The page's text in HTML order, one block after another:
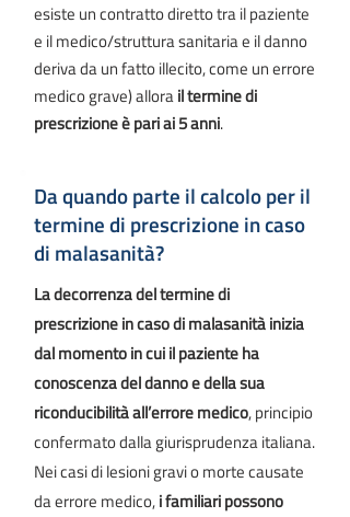
esiste un contratto diretto tra il paziente
e il medico/struttura sanitaria e il danno
deriva da un fatto illecito, come un errore
medico grave) allorail termine di
prescrizione è pari ai 5 anni.
Da quando parte il calcolo per il
termine di prescrizione in caso
di malasanità?
La decorrenza del termine di
prescrizione in caso di malasanità inizia
dal momento in cui il paziente ha
conoscenza del danno e della sua
riconducibilità all’errore medico, principio
confermato dalla giurisprudenza italiana.
Nei casi di lesioni gravi o morte causate
da errore medico,i familiari possono